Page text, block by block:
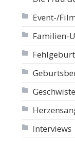
Event-/
Familien-
Interviews